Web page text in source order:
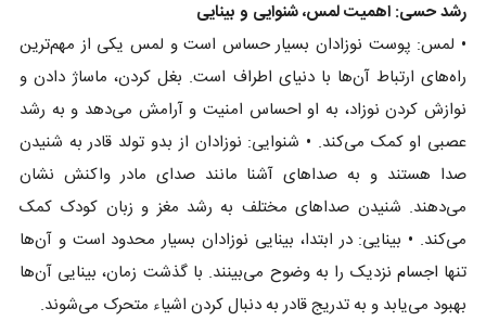
رشد حسی: اهمیت لمس، شنوایی و بینایی
• لمس: پوست نوزادان بسیار حساس است و لمس یکی از مهم‌ترین
راه‌های ارتباط آن‌ها با دنیای اطراف است. بغل کردن، ماساژ دادن و
نوازش کردن نوزاد، به او احساس امنیت و آرامش می‌دهد و به رشد
عصبی او کمک می‌کند. • شنوایی: نوزادان از بدو تولد قادر به شنیدن
صدا هستند و به صداهای آشنا مانند صدای مادر واکنش نشان
می‌دهند. شنیدن صداهای مختلف به رشد مغز و زبان کودک کمک
می‌کند. • بینایی: در ابتدا، بینایی نوزادان بسیار محدود است و آن‌ها
تنها اجسام نزدیک را به وضوح می‌بینند. با گذشت زمان، بینایی آن‌ها
بهبود می‌یابد و به تدریج قادر به دنبال کردن اشیاء متحرک می‌شوند.